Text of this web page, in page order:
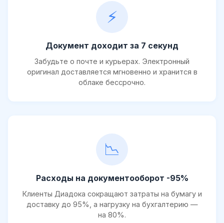
⚡
Документ доходит за 7 секунд
Забудьте о почте и курьерах. Электронный
оригинал доставляется мгновенно и хранится в
облаке бессрочно.
📉
Расходы на документооборот -95%
Клиенты Диадока сокращают затраты на бумагу и
доставку до 95%, а нагрузку на бухгалтерию —
на 80%.